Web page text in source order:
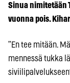
Sinua nimitetään
vuonna pois.
”En tee mitään.
mennessä tukka